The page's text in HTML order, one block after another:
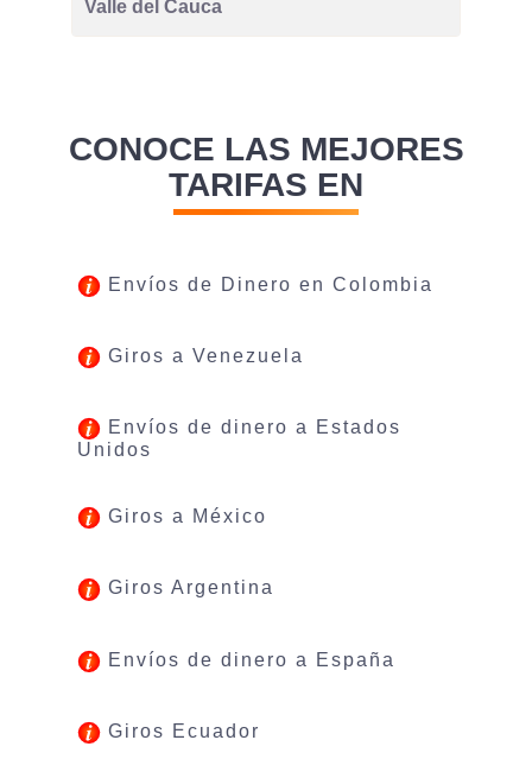
Valle del Cauca
CONOCE LAS MEJORES
TARIFAS EN
Envíos de Dinero en Colombia
Giros a Venezuela
Envíos de dinero a Estados
Unidos
Giros a México
Giros Argentina
Envíos de dinero a España
Giros Ecuador